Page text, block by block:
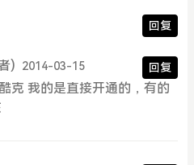
回复
) 2014-03-15 回复
克 我的是直接开通的，有的